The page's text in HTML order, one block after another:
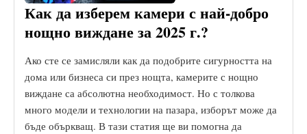
Как да изберем камери с най-добро
нощно виждане за 2025 г.?
Ако сте се замисляли как да подобрите сигурността на
дома или бизнеса си през нощта, камерите с нощно
виждане са абсолютна необходимост. Но с толкова
много модели и технологии на пазара, изборът може да
бъде объркващ. В тази статия ще ви помогна да